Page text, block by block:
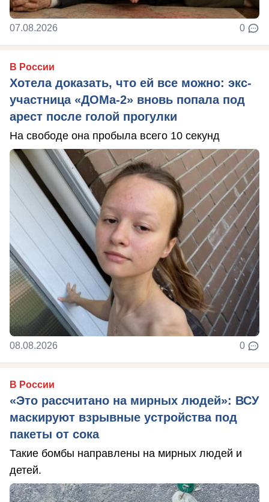
07.08.2026 0
В России
Хотела доказать, что ей все можно: экс-
участница «ДОМа-2» вновь попала под
арест после голой прогулки
На свободе она пробыла всего 10 секунд
08.08.2026 0
В России
«Это рассчитано на мирных людей»: ВСУ
маскируют взрывные устройства под
пакеты от сока
Такие бомбы направлены на мирных людей и
детей.